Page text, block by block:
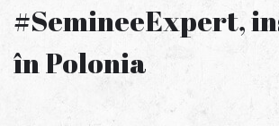
#SemineeExpert,
în Polonia